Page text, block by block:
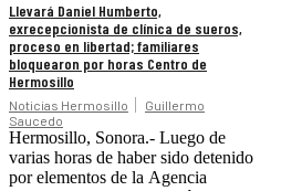
Llevará Daniel Humberto,
exrecepcionista de clínica de sueros,
proceso en libertad; familiares
bloquearon por horas Centro de
Hermosillo
Noticias Hermosillo
Guillermo
Saucedo
Hermosillo, Sonora.- Luego de
varias horas de haber sido detenido
por elementos de la Agencia